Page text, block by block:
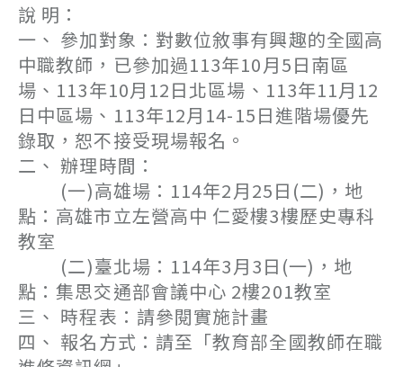
說 明：
一、 參加對象：對數位敘事有興趣的全國高
中職教師，已參加過113年10月5日南區
場、113年10月12日北區場、113年11月12
日中區場、113年12月14-15日進階場優先
錄取，恕不接受現場報名。
二、 辦理時間：
(一)高雄場：114年2月25日(二)，地
點：高雄市立左營高中 仁愛樓3樓歷史專科
教室
(二)臺北場：114年3月3日(一)，地
點：集思交通部會議中心 2樓201教室
三、 時程表：請參閱實施計畫
四、 報名方式：請至「教育部全國教師在職